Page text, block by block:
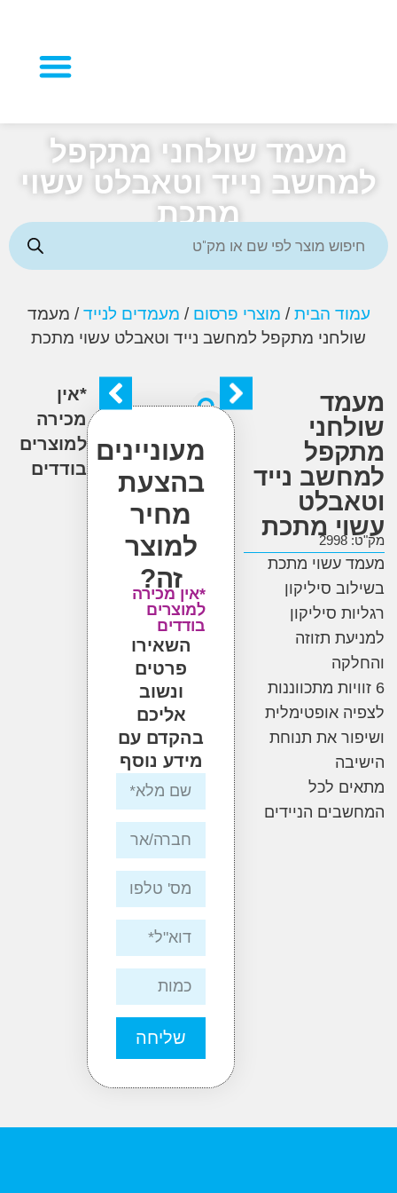
מעמד שולחני מתקפל
נייד וטאבלט עשוי
מתכת
הבית/מוצרי פרסום /מעמדים לנייד/ מעמד
מתקפל למחשב נייד וטאבלט עשוי מתכת
נייד
מתכת
עשוי מתכת
סיליקון
סיליקון
תזוזה
מתכווננות
אופטימלית
את תנוחת
לכל
הניידים
מעוניינים
בהצעת
מחיר
למוצר
*אין מכירה
למוצרים
בודדים
השאירו
פרטים
אליכם
בהקדם עם
מידע נוסף
שליחה
*אין
מכירה
למוצרים
בודדים